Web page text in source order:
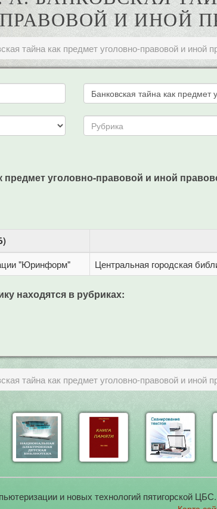
ПРАВОВОЙ И ИНОЙ
тайна как предмет уголовно-правовой и иной
предмет уголовно-правовой и иной
"Юринформ" Центральная городская
находятся в рубриках:
тайна как предмет уголовно-правовой и иной
и новых технологий пятигорской